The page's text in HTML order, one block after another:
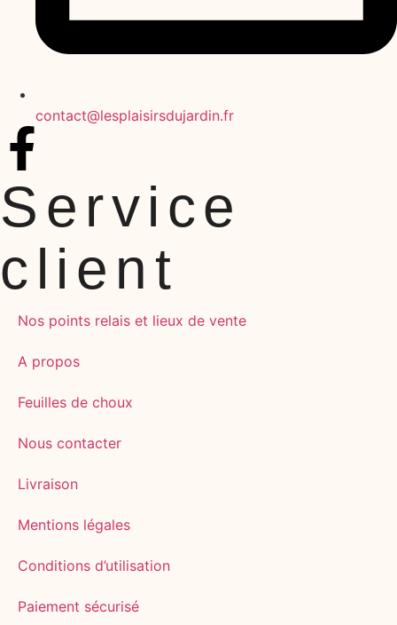
contact@lesplaisirsdujardin.fr
Service
client
Nos points relais et lieux de vente
A propos
Feuilles de choux
Nous contacter
Livraison
Mentions légales
Conditions d’utilisation
Paiement sécurisé